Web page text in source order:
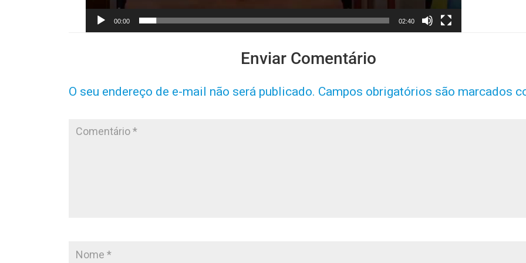
00:00 02:40
Enviar Comentário
O seu endereço de e-mail não será publicado. Campos obrigatórios são marcados